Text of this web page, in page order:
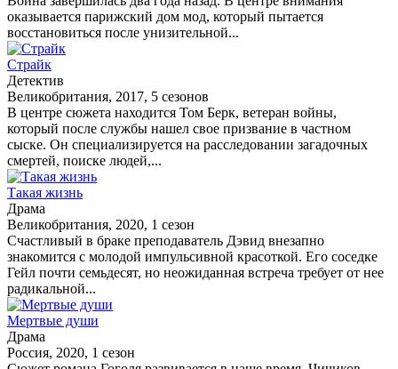
оказывается парижский дом мод, который пытается
восстановиться после унизительной...
Страйк
Детектив
Великобритания, 2017, 5 сезонов
В центре сюжета находится Том Берк, ветеран войны,
который после службы нашел свое призвание в частном
сыске. Он специализируется на расследовании загадочных
смертей, поиске людей,...
Такая жизнь
Драма
Великобритания, 2020, 1 сезон
Счастливый в браке преподаватель Дэвид внезапно
знакомится с молодой импульсивной красоткой. Его соседке
Гейл почти семьдесят, но неожиданная встреча требует от нее
радикальной...
Мертвые души
Драма
Россия, 2020, 1 сезон